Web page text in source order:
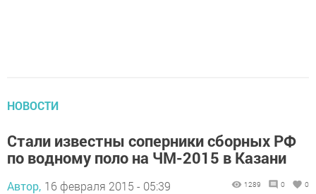
НОВОСТИ
Стали известны соперники сборных РФ
по водному поло на ЧМ-2015 в Казани
Автор, 16 февраля 2015 - 05:39 1289 0 0